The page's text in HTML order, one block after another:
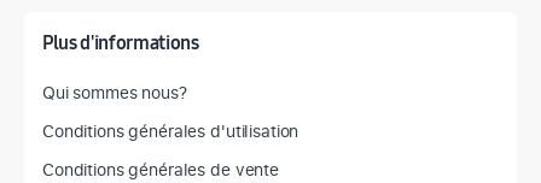
Plus d'informations
Qui sommes nous?
Conditions générales d'utilisation
Conditions générales de vente